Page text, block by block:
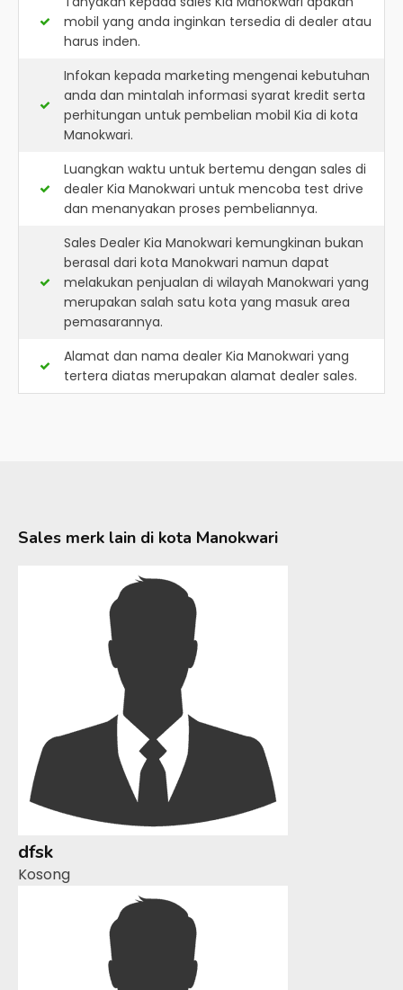
mobil yang anda inginkan tersedia di dealer atau
harus inden.
Infokan kepada marketing mengenai kebutuhan
anda dan mintalah informasi syarat kredit serta
perhitungan untuk pembelian mobil Kia di kota
Manokwari.
Luangkan waktu untuk bertemu dengan sales di
dealer Kia Manokwari untuk mencoba test drive
dan menanyakan proses pembeliannya.
Sales Dealer Kia Manokwari kemungkinan bukan
berasal dari kota Manokwari namun dapat
melakukan penjualan di wilayah Manokwari yang
merupakan salah satu kota yang masuk area
pemasarannya.
Alamat dan nama dealer Kia Manokwari yang
tertera diatas merupakan alamat dealer sales.
Sales merk lain di kota Manokwari
dfsk
Kosong